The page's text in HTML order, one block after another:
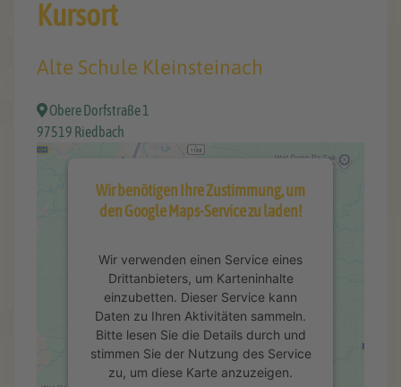
Kursort
Alte Schule Kleinsteinach
Obere Dorfstraße 1
97519 Riedbach
Wir benötigen Ihre Zustimmung, um
den Google Maps-Service zu laden!
Wir verwenden einen Service eines
Drittanbieters, um Karteninhalte
einzubetten. Dieser Service kann
Daten zu Ihren Aktivitäten sammeln.
Bitte lesen Sie die Details durch und
stimmen Sie der Nutzung des Service
zu, um diese Karte anzuzeigen.